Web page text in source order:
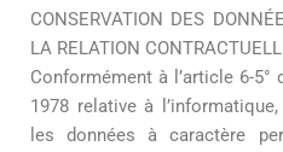
CONSERVATION DES
LA RELATION
Conformément à l’article 6-
1978 relative à
les données à caractère